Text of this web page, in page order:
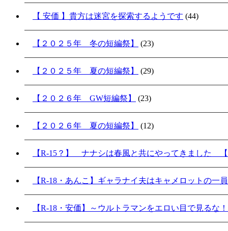
【 安価 】貴方は迷宮を探索するようです (44)
【２０２５年 冬の短編祭】 (23)
【２０２５年 夏の短編祭】 (29)
【２０２６年 GW短編祭】 (23)
【２０２６年 夏の短編祭】 (12)
【R-15？】 ナナシは春風と共にやってきました
【R-18・あんこ】ギャラナイ夫はキャメロットの一
【R-18・安価】～ウルトラマンをエロい目で見るな